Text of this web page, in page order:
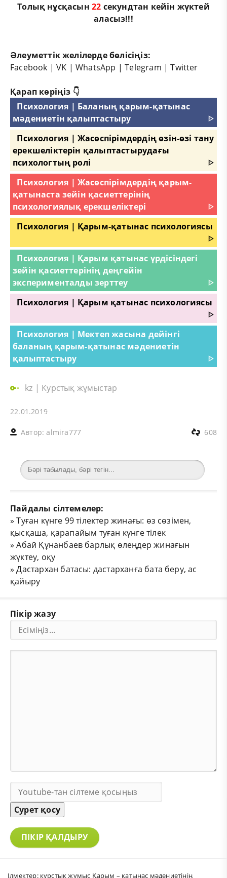
Толық нұсқасын21 секундтан кейін жүктей
аласыз!!!
Әлеуметтік желілерде бөлісіңіз:
Facebook |VK |WhatsApp |Telegram |Twitter
Қарап көріңіз 👇
Психология | Баланың қарым-қатынас
мәдениетін қалыптастыру
ᐈ
Психология | Жасөспірімдердің өзін-өзі тану
ерекшеліктерін қалыптастырудағы
психологтың ролі
ᐈ
Психология | Жасөспірімдердің қарым-
қатынаста зейін қасиеттерінің
психологиялық ерекшеліктері
ᐈ
Психология | Қарым-қатынас психологиясы
ᐈ
Психология | Қарым қатынас үрдісіндегі
зейін қасиеттерінің деңгейін
эксперименталды зерттеу
ᐈ
Психология | Қарым қатынас психологиясы
ᐈ
Психология | Мектеп жасына дейінгі
баланың қарым-қатынас мәдениетін
қалыптастыру
ᐈ
kz | Курстық жұмыстар
22.01.2019
Автор:almira777 608
Пайдалы сілтемелер:
»Туған күнге 99 тілектер жинағы: өз сөзімен,
қысқаша, қарапайым туған күнге тілек
»Абай Құнанбаев барлық өлеңдер жинағын
жүктеу, оқу
»Дастархан батасы: дастарханға бата беру, ас
қайыру
Пікір жазу
Сурет қосу
ПІКІР ҚАЛДЫРУ
Ілмектер: курстык жумыс Қарым – қатынас мәдениетінің